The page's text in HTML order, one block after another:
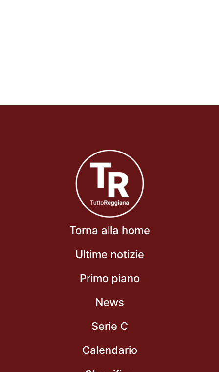
Torna alla home
Ultime notizie
Primo piano
News
Serie C
Calendario